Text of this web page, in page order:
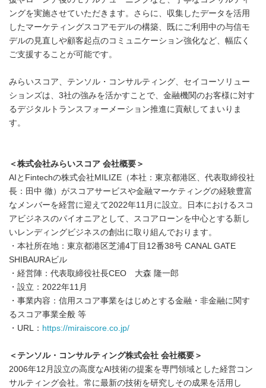
ングを実施させていただきます。さらに、収集したデータを活用
したマーケティングスコアモデルの構築、既にご利用中の与信モ
デルの見直しや顧客起点のコミュニケーション強化など、幅広く
ご支援することが可能です。
みらいスコア、テンソル・コンサルティング、セイコーソリュー
ションズは、3社の強みを活かすことで、金融機関のお客様に対す
るデジタルトランスフォーメーション推進に貢献してまいりま
す。
＜株式会社みらいスコア 会社概要＞
AIとFintechの株式会社MILIZE（本社：東京都港区、代表取締役社
長：田中 徹）がスコアサービスや金融マーケティングの経験豊富
なメンバーを経営に迎えて2022年11月に設立。日本におけるスコ
アビジネスのパイオニアとして、スコアローンを中心とする新し
いレンディングビジネスの創出に取り組んでおります。
・本社所在地：東京都港区芝浦4丁目12番38号 CANAL GATE
SHIBAURAビル
・経営陣：代表取締役社長CEO 大森 隆一郎
・設立：2022年11月
・事業内容：信用スコア事業をはじめとする金融・非金融に関す
るスコア事業全般 等
・URL： https://miraiscore.co.jp/
＜テンソル・コンサルティング株式会社 会社概要＞
2006年12月設立の高度なAI技術の提案を専門領域とした経営コン
サルティング会社。常に最新の技術を研究しその成果を活用し